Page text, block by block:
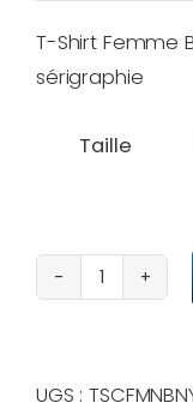
T-Shirt Femme
sérigraphie
Taille
quantité
Shirt
UGS :